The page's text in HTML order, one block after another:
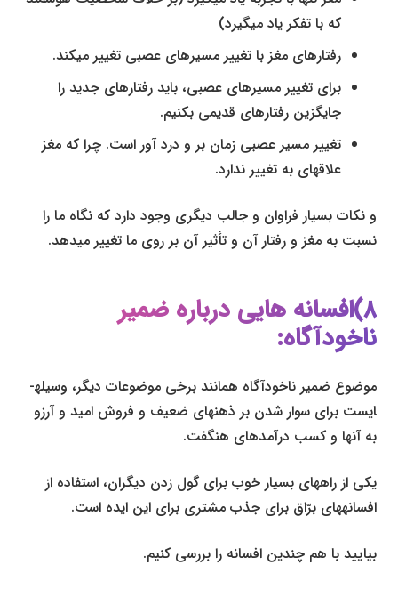
که با تفکر یاد می­گیرد)
رفتارهای مغز با تغییر مسیرهای عصبی تغییر می­کند.
برای تغییر مسیرهای عصبی، باید رفتارهای جدید را
جایگزین رفتارهای قدیمی بکنیم.
تغییر مسیر عصبی زمان بر و درد آور است. چرا که مغز
علاقه­ای به تغییر ندارد.
و نکات بسیار فراوان و جالب دیگری وجود دارد که نگاه ما را
نسبت به مغز و رفتار آن و تأثیر آن بر روی ما تغییر می­دهد.
۸)افسانه­ هایی درباره ضمیر
ناخودآگاه:
موضوع ضمیر ناخودآگاه همانند برخی موضوعات دیگر، وسیله­
ایست برای سوار شدن بر ذهن­های ضعیف و فروش امید و آرزو
به آن­ها و کسب درآمدهای هنگفت.
یکی از راه­های بسیار خوب برای گول زدن دیگران، استفاده از
افسانه­های برّاق برای جذب مشتری برای این ایده است.
بیایید با هم چندین افسانه را بررسی کنیم.